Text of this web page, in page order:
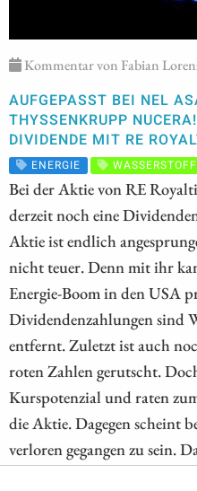
Kommentar von Fabian
AUFGEPASST BEI NEL
THYSSENKRUPP
DIVIDENDE MIT RE
ENERGIE WASSERSTOFF
Bei der Aktie von RE
derzeit noch eine
Aktie ist endlich
nicht teuer. Denn mit ihr
Energie-Boom in den USA
Dividendenzahlungen sind
entfernt. Zuletzt ist auch
roten Zahlen gerutscht.
Kurspotenzial und raten
die Aktie. Dagegen scheint
verloren gegangen zu sein.